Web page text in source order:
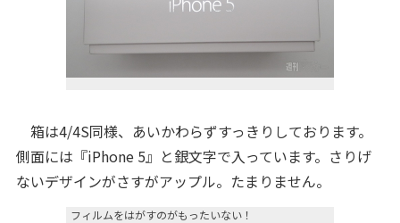
箱は4/4S同様、あいかわらずすっきりしております。
側面には『iPhone 5』と銀文字で入っています。さりげ
ないデザインがさすがアップル。たまりません。
フィルムをはがすのがもったいない！